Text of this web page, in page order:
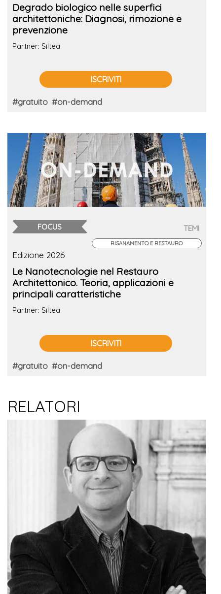
Degrado biologico nelle superfici
architettoniche: Diagnosi, rimozione e
prevenzione
Partner: Siltea
ISCRIVITI
#gratuito #on-demand
FOCUS TEMI
RISANAMENTO E RESTAURO
Edizione 2026
Le Nanotecnologie nel Restauro
Architettonico. Teoria, applicazioni e
principali caratteristiche
Partner: Siltea
ISCRIVITI
#gratuito #on-demand
RELATORI